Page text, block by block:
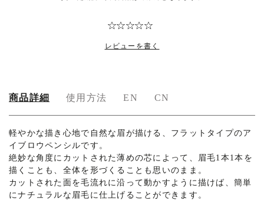
レビューを書く
商品詳細 使用方法 EN CN
軽やかな描き心地で自然な眉が描ける、フラットタイプのア
イブロウペンシルです。
絶妙な角度にカットされた薄めの芯によって、眉毛1本1本を
描くことも、全体を形づくることも思いのまま。
カットされた面を毛流れに沿って動かすように描けば、簡単
にナチュラルな眉毛に仕上げることができます。